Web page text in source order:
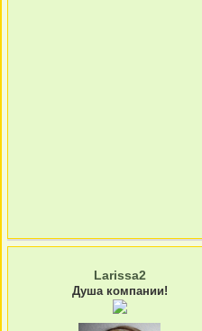
Larissa2
Душа компании!